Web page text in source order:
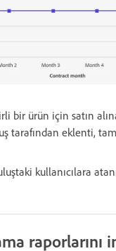
bir ürün için satın
tarafından eklenti,
kullanıcılara
raporlarını